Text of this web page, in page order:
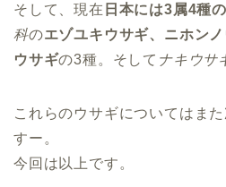
そして、現在 日本には3属4種
科のエゾユキウサギ、ニホン
ウサギの3種。そして ナキウサ
これらのウサギについてはま
すー。
今回は以上です。